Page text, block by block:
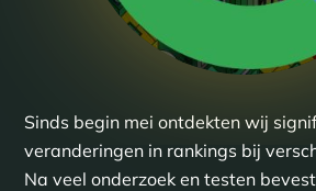
Sinds begin mei ontdekten wij
veranderingen in rankings bij
Na veel onderzoek en testen